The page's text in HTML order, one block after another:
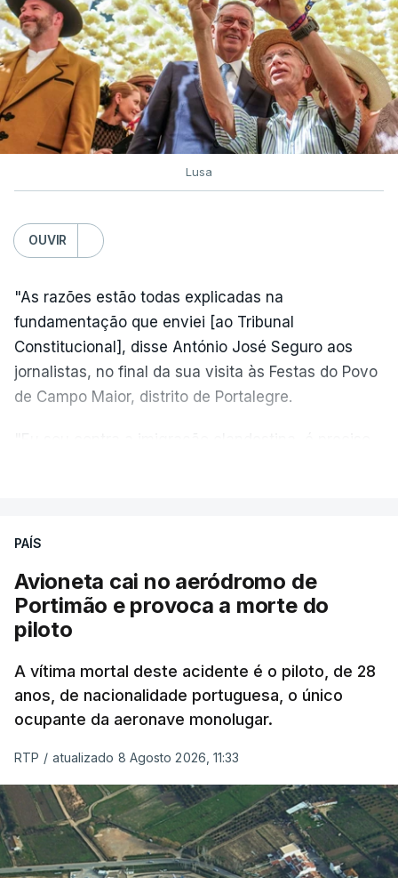
Lusa
OUVIR
"As razões estão todas explicadas na
fundamentação que enviei [ao Tribunal
Constitucional], disse António José Seguro aos
jornalistas, no final da sua visita às Festas do Povo
de Campo Maior, distrito de Portalegre.
nada disto é incompatível com tratarmos com
crianças", acrescentou.
António José Seguro mostrou dúvidas sobre se é
ERROR ON HTML5 MEDIA ELEMENT
ESTE CONTEÚDO ESTÁ NESTE
MOMENTO INDISPONÍVEL
PAÍS
Avioneta cai no aeródromo de
Portimão e provoca a morte do
piloto
A vítima mortal deste acidente é o piloto, de 28
anos, de nacionalidade portuguesa, o único
ocupante da aeronave monolugar.
RTP / atualizado 8 Agosto 2026, 11:33